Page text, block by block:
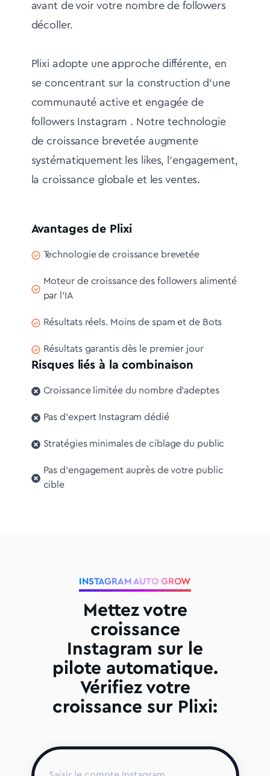
avant de voir votre nombre de followers
décoller.
Plixi adopte une approche différente, en
se concentrant sur la construction d'une
communauté active et engagée de
followers Instagram . Notre technologie
de croissance brevetée augmente
systématiquement les likes, l'engagement,
la croissance globale et les ventes.
Avantages de Plixi
Technologie de croissance brevetée
Moteur de croissance des followers alimenté
par l'IA
Résultats réels. Moins de spam et de Bots
Résultats garantis dès le premier jour
Risques liés à la combinaison
Croissance limitée du nombre d'adeptes
Pas d'expert Instagram dédié
Stratégies minimales de ciblage du public
Pas d'engagement auprès de votre public
cible
INSTAGRAM AUTO GROW
Mettez votre
croissance
Instagram sur le
pilote automatique.
Vérifiez votre
croissance sur Plixi: